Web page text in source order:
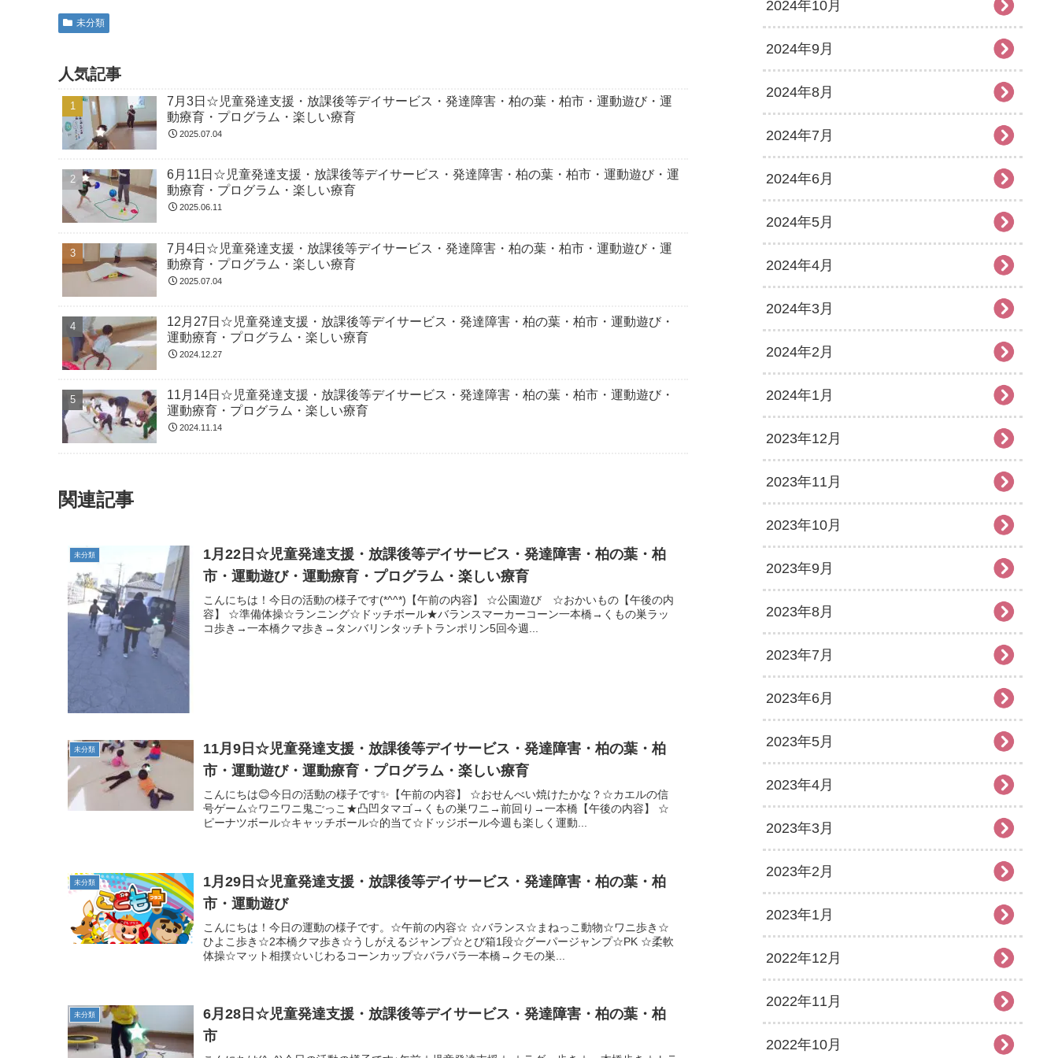
未分類
人気記事
7月3日☆児童発達支援・放課後等デイサービス・発達障害・柏の葉・柏市・運動遊び・運
動療育・プログラム・楽しい療育
2025.07.04
6月11日☆児童発達支援・放課後等デイサービス・発達障害・柏の葉・柏市・運動遊び・運
動療育・プログラム・楽しい療育
2025.06.11
7月4日☆児童発達支援・放課後等デイサービス・発達障害・柏の葉・柏市・運動遊び・運
動療育・プログラム・楽しい療育
2025.07.04
12月27日☆児童発達支援・放課後等デイサービス・発達障害・柏の葉・柏市・運動遊び・
運動療育・プログラム・楽しい療育
2024.12.27
11月14日☆児童発達支援・放課後等デイサービス・発達障害・柏の葉・柏市・運動遊び・
運動療育・プログラム・楽しい療育
2024.11.14
関連記事
未分類
1月22日☆児童発達支援・放課後等デイサービス・発達障害・柏の葉・柏
市・運動遊び・運動療育・プログラム・楽しい療育
こんにちは！今日の活動の様子です(*^^*)【午前の内容】 ☆公園遊び ☆おかいもの【午後の内
容】 ☆準備体操☆ランニング☆ドッチボール★バランスマーカーコーン一本橋→くもの巣ラッ
コ歩き→一本橋クマ歩き→タンバリンタッチトランポリン5回今週...
未分類
11月9日☆児童発達支援・放課後等デイサービス・発達障害・柏の葉・柏
市・運動遊び・運動療育・プログラム・楽しい療育
こんにちは😊今日の活動の様子です✨【午前の内容】 ☆おせんべい焼けたかな？☆カエルの信
号ゲーム☆ワニワニ鬼ごっこ★凸凹タマゴ→くもの巣ワニ→前回り→一本橋【午後の内容】 ☆
ピーナツボール☆キャッチボール☆的当て☆ドッジボール今週も楽しく運動...
未分類
1月29日☆児童発達支援・放課後等デイサービス・発達障害・柏の葉・柏
市・運動遊び
こんにちは！今日の運動の様子です。☆午前の内容☆ ☆バランス☆まねっこ動物☆ワニ歩き☆
ひよこ歩き☆2本橋クマ歩き☆うしがえるジャンプ☆とび箱1段☆グーパージャンプ☆PK ☆柔軟
体操☆マット相撲☆いじわるコーンカップ☆バラバラ一本橋→クモの巣...
未分類
6月28日☆児童発達支援・放課後等デイサービス・発達障害・柏の葉・柏
市
2024年10月
2024年9月
2024年8月
2024年7月
2024年6月
2024年5月
2024年4月
2024年3月
2024年2月
2024年1月
2023年12月
2023年11月
2023年10月
2023年9月
2023年8月
2023年7月
2023年6月
2023年5月
2023年4月
2023年3月
2023年2月
2023年1月
2022年12月
2022年11月
2022年10月